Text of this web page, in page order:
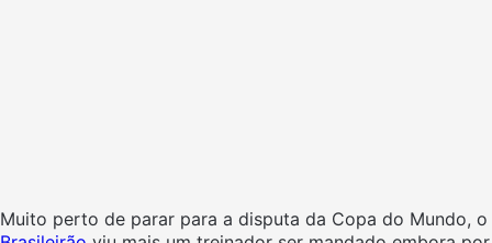
Muito perto de parar para a disputa da Copa do Mundo, o